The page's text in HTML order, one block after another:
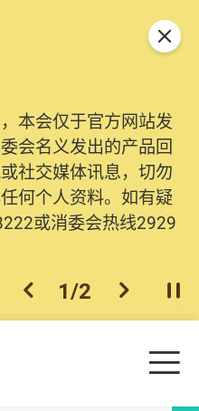
本会仅于官方网站发
会名义发出的产品回
社交媒体讯息，切勿
何个人资料。如有疑
或消委会热线2929
上一个
1/2 下一个开
关闭
目